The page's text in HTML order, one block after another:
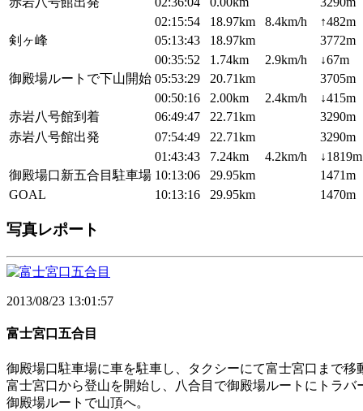
02:15:54
18.97km 8.4km/h
↑482m
剣ヶ峰
05:13:43 18.97km
3772m
00:35:52
1.74km 2.9km/h
↓67m
御殿場ルートで下山開始 05:53:29 20.71km
3705m
00:50:16
2.00km 2.4km/h
↓415m
赤岩八号館到着
06:49:47 22.71km
3290m
赤岩八号館出発
07:54:49 22.71km
3290m
01:43:43
7.24km 4.2km/h
↓1819m
御殿場口新五合目駐車場 10:13:06 29.95km
1471m
GOAL
10:13:16 29.95km 1470m
写真レポート
2013/08/23 13:01:57
富士宮口五合目
御殿場口駐車場に車を駐車し、タクシーにて富士宮口まで移
富士宮口から登山を開始し、八合目で御殿場ルートにトラバ
御殿場ルートで山頂へ。